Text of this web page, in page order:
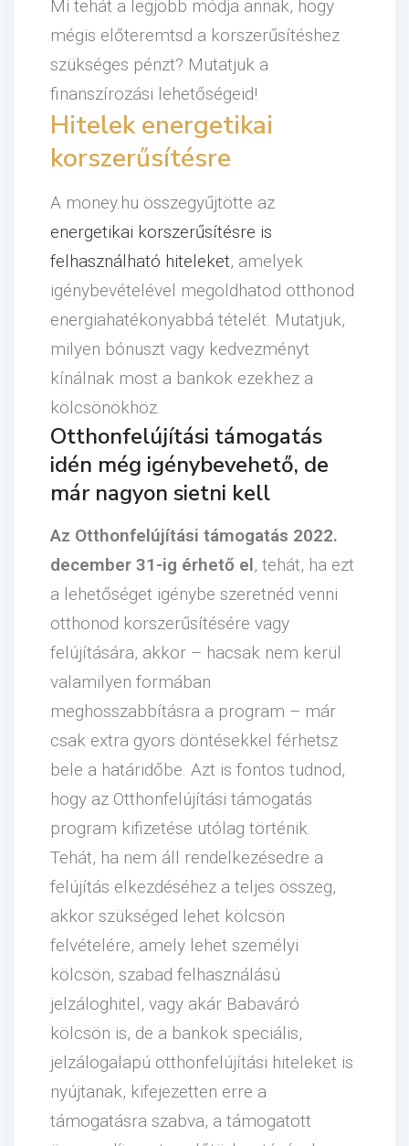
Mi tehát a legjobb módja annak, hogy
mégis előteremtsd a korszerűsítéshez
szükséges pénzt? Mutatjuk a
finanszírozási lehetőségeid!
Hitelek energetikai
korszerűsítésre
A money.hu összegyűjtötte az
energetikai korszerűsítésre is
felhasználható hiteleket, amelyek
igénybevételével megoldhatod otthonod
energiahatékonyabbá tételét. Mutatjuk,
milyen bónuszt vagy kedvezményt
kínálnak most a bankok ezekhez a
kölcsönökhöz.
Otthonfelújítási támogatás
idén még igénybevehető, de
már nagyon sietni kell
Az Otthonfelújítási támogatás 2022.
december 31-ig érhető el, tehát, ha ezt
a lehetőséget igénybe szeretnéd venni
otthonod korszerűsítésére vagy
felújítására, akkor – hacsak nem kerül
valamilyen formában
meghosszabbításra a program – már
csak extra gyors döntésekkel férhetsz
bele a határidőbe. Azt is fontos tudnod,
hogy az Otthonfelújítási támogatás
program kifizetése utólag történik.
Tehát, ha nem áll rendelkezésedre a
felújítás elkezdéséhez a teljes összeg,
akkor szükséged lehet kölcsön
felvételére, amely lehet személyi
kölcsön, szabad felhasználású
jelzáloghitel, vagy akár Babaváró
kölcsön is, de a bankok speciális,
jelzálogalapú otthonfelújítási hiteleket is
nyújtanak, kifejezetten erre a
támogatásra szabva, a támogatott